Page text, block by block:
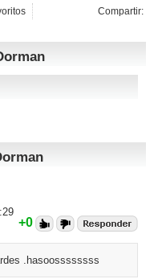
Compartir:
+0
.hasoossssssss